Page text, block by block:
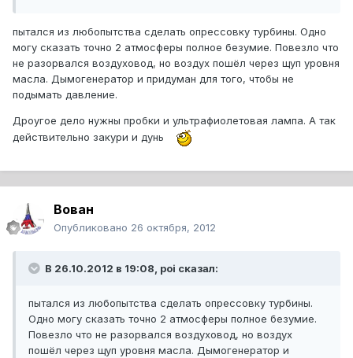
пытался из любопытства сделать опрессовку турбины. Одно
могу сказать точно 2 атмосферы полное безумие. Повезло что
не разорвался воздуховод, но воздух пошёл через щуп уровня
масла. Дымогенератор и придуман для того, чтобы не
подымать давление.
Дроугое дело нужны пробки и ультрафиолетовая лампа. А так
действительно закури и дунь
Вован
Опубликовано 26 октября, 2012
В 26.10.2012 в 19:08, poi сказал:
пытался из любопытства сделать опрессовку турбины.
Одно могу сказать точно 2 атмосферы полное безумие.
Повезло что не разорвался воздуховод, но воздух
пошёл через щуп уровня масла. Дымогенератор и